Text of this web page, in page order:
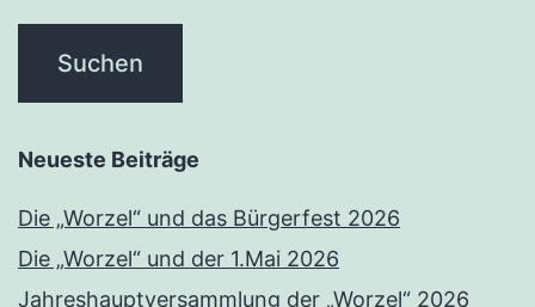
Neueste Beiträge
Die „Worzel“ und das Bürgerfest 2026
Die „Worzel“ und der 1.Mai 2026
Jahreshauptversammlung der „Worzel“ 2026